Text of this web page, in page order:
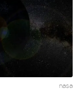
nasa